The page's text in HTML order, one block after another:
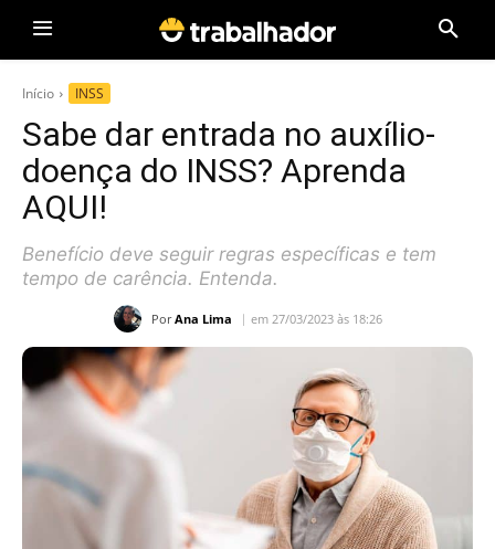
Início INSS
Sabe dar entrada no auxílio-
doença do INSS? Aprenda
AQUI!
Benefício deve seguir regras específicas e tem
tempo de carência. Entenda.
Por Ana Lima em 27/03/2023 às 18:26